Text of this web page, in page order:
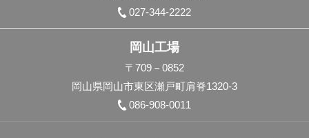
027-344-2222
岡山工場
〒709－0852
岡山県岡山市東区瀬戸町肩脊1320-3
086-908-0011